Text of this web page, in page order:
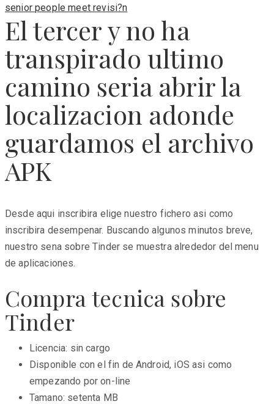
on
senior people meet revisi?n
El tercer y no ha
transpirado ultimo
camino seri­a abrir la
localizacion adonde
guardamos el archivo
APK
Desde aqui inscribira elige nuestro fichero asi­ como
inscribira desempenar. Buscando algunos minutos breve,
nuestro sena sobre Tinder se muestra alrededor del menu
de aplicaciones.
Compra tecnica sobre
Tinder
Licencia: sin cargo
Disponible con el fin de Android, iOS asi­ como
empezando por on-line
Tamano: setenta MB